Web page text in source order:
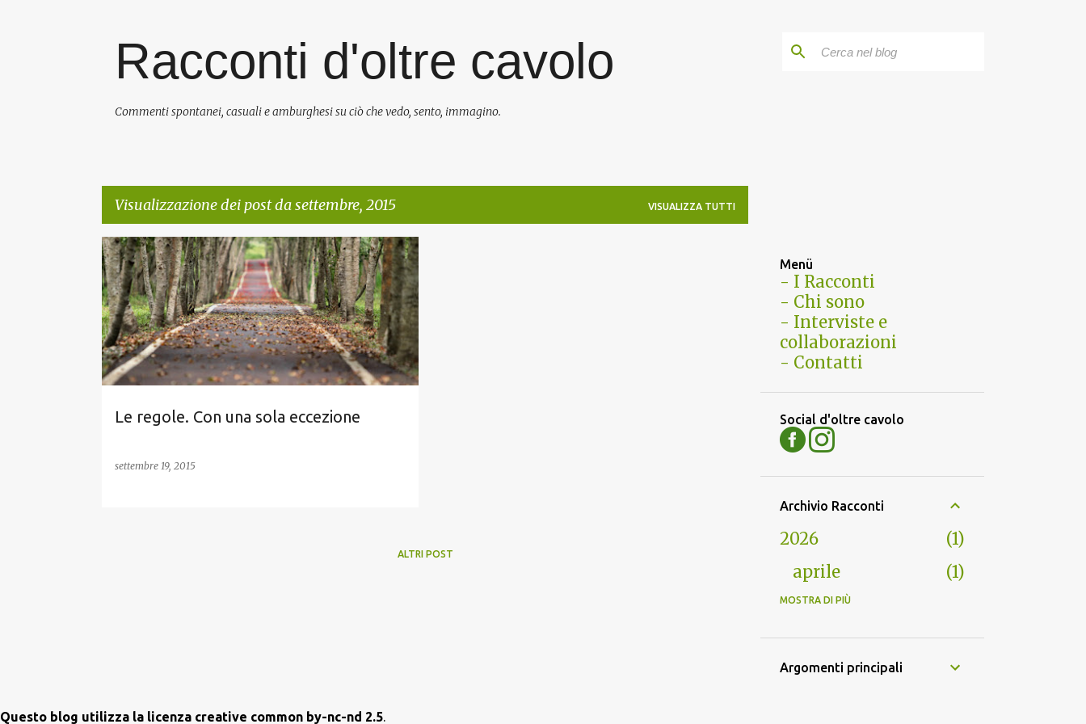
Racconti d'oltre cavolo
Commenti spontanei, casuali e amburghesi su ciò che vedo, sento, immagino.
Visualizzazione dei post da settembre, 2015 VISUALIZZA TUTTI
P
o
s
t
Le regole. Con una sola eccezione
settembre 19, 2015
RISPETTO DELLE REGOLE VIVERE IN GERMANIA
ALTRI POST
Menü
- I Racconti
- Chi sono
- Interviste e
collaborazioni
- Contatti
Social d'oltre cavolo
Archivio Racconti
2026
1
aprile
1
2021
maggio
1
marzo
1
MOSTRA DI PIÙ
Argomenti principali
Questo blog utilizza la licenza creative common by-nc-nd 2.5.